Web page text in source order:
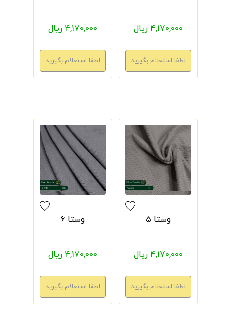
4,170,000 ریال 4,170,000 ریال
وستا 5
4,170,000 ریال
وستا 6
4,170,000 ریال